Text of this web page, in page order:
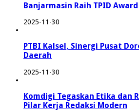
Banjarmasin Raih TPID
2025-11-30
PTBI Kalsel, Sinergi Pusat
Daerah
2025-11-30
Komdigi Tegaskan Etika dan
Pilar Kerja Redaksi Modern